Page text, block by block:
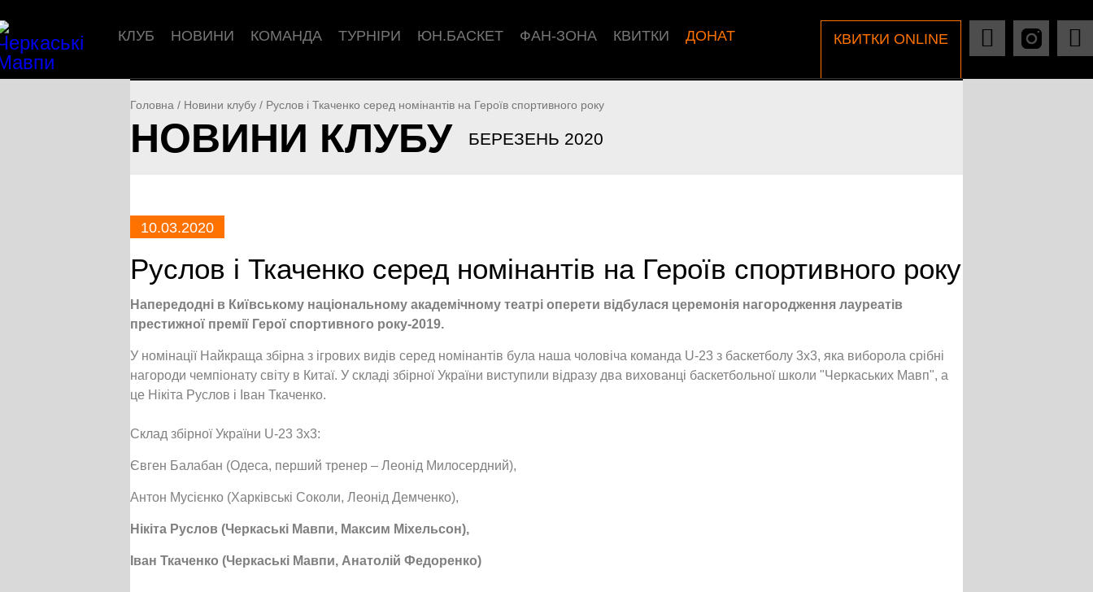
КЛУБ НОВИНИ КОМАНДА ТУРНІРИ ЮН.БАСКЕТ ФАН-ЗОНА КВИТКИ ДОНАТ КВИТКИ ONLINE
Головна / Новини клубу / Руслов і Ткаченко серед номінантів на Героїв спортивного року
НОВИНИ КЛУБУ БЕРЕЗЕНЬ 2020
10.03.2020
Руслов і Ткаченко серед номінантів на Героїв спортивного року
Напередодні в Київському національному академічному театрі оперети відбулася церемонія нагородження лауреатів
престижної премії Герої спортивного року-2019.
У номінації Найкраща збірна з ігрових видів серед номінантів була наша чоловіча команда U-23 з баскетболу 3х3, яка виборола срібні
нагороди чемпіонату світу в Китаї. У складі збірної України виступили відразу два вихованці баскетбольної школи "Черкаських Мавп", а
це Нікіта Руслов і Іван Ткаченко.
Склад збірної України U-23 3х3:
Євген Балабан (Одеса, перший тренер – Леонід Милосердний),
Антон Мусієнко (Харківські Соколи, Леонід Демченко),
Нікіта Руслов (Черкаські Мавпи, Максим Міхельсон),
Іван Ткаченко (Черкаські Мавпи, Анатолій Федоренко)